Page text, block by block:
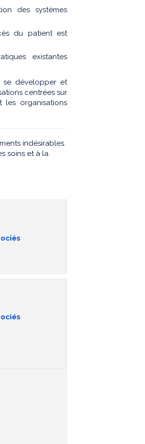
des systèmes
du patient est
existantes
se développer et
centrées sur
les organisations
indésirables
soins et à la